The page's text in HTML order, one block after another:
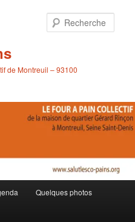
de Montreuil – 93100
Quelques photos